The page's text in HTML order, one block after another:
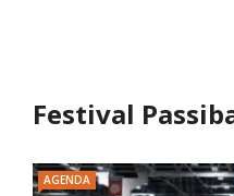
Festival
AGENDA